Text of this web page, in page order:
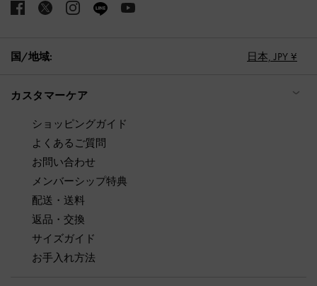
国/地域: 日本, JPY ¥
カスタマーケア
ショッピングガイド
よくあるご質問
お問い合わせ
メンバーシップ特典
配送・送料
返品・交換
サイズガイド
お手入れ方法